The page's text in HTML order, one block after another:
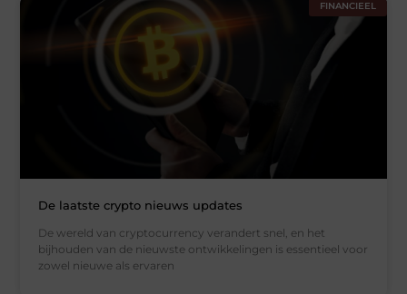
FINANCIEEL
De laatste crypto nieuws updates
De wereld van cryptocurrency verandert snel, en het
bijhouden van de nieuwste ontwikkelingen is essentieel voor
zowel nieuwe als ervaren